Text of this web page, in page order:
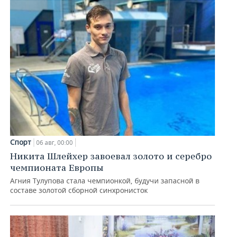
Спорт 06 авг, 00:00
Никита Шлейхер завоевал золото и серебро
чемпионата Европы
Агния Тулупова стала чемпионкой, будучи запасной в
составе золотой сборной синхронисток